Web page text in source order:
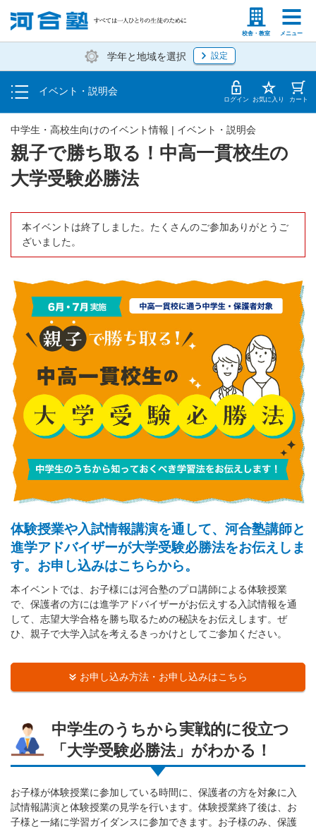
校舎・教室 メニュー
塾生の方 高等学校の先生
学年と地域を選択 設定
イベント・説明会
入塾説明会
体験授業 ログイン お気に入り カート
親子で勝ち取る！中高一貫校生の
大学受験必勝法
中学生・高校生向けのイベント情報 | イベント・説明会
本イベントは終了しました。たくさんのご参加ありがとうご
ざいました。
体験授業や入試情報講演を通して、河合塾講師と
進学アドバイザーが大学受験必勝法をお伝えしま
す。お申し込みはこちらから。
本イベントでは、お子様には河合塾のプロ講師による体験授業
で、保護者の方には進学アドバイザーがお伝えする入試情報を通
して、志望大学合格を勝ち取るための秘訣をお伝えします。ぜ
ひ、親子で大学入試を考えるきっかけとしてご参加ください。
お申し込み方法・お申し込みはこちら
中学生のうちから実戦的に役立つ
「大学受験必勝法」がわかる！
お子様が体験授業に参加している時間に、保護者の方を対象に入
試情報講演と体験授業の見学を行います。体験授業終了後は、お
子様と一緒に学習ガイダンスに参加できます。お子様のみ、保護